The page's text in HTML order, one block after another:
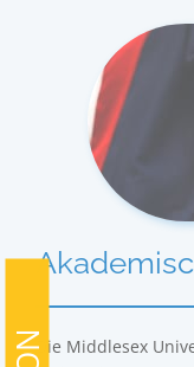
Die Middlesex